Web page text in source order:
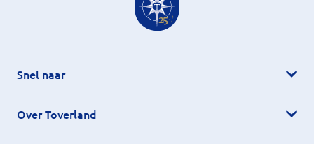
Snel naar
Over Toverland